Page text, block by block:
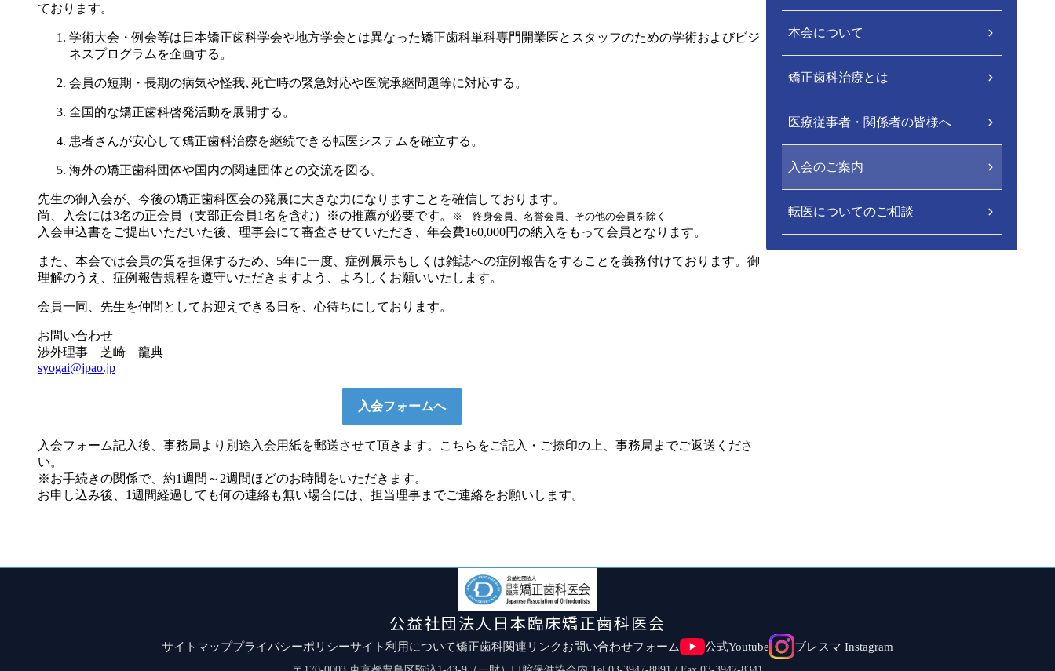
ております。
学術大会・例会等は日本矯正歯科学会や地方学会とは異なった矯正歯科単科専門開業医とスタッフのための学術およびビジ
ネスプログラムを企画する。
会員の短期・長期の病気や怪我､死亡時の緊急対応や医院承継問題等に対応する。
全国的な矯正歯科啓発活動を展開する。
患者さんが安心して矯正歯科治療を継続できる転医システムを確立する。
海外の矯正歯科団体や国内の関連団体との交流を図る。
先生の御入会が、今後の矯正歯科医会の発展に大きな力になりますことを確信しております。
尚、入会には3名の正会員（支部正会員1名を含む）※の推薦が必要です。
※ 終身会員、名誉会員、その他の会員を除く
入会申込書をご提出いただいた後、理事会にて審査させていただき、年会費160,000円の納入をもって会員となります。
また、本会では会員の質を担保するため、5年に一度、症例展示もしくは雑誌への症例報告をすることを義務付けております。御
理解のうえ、症例報告規程を遵守いただきますよう、よろしくお願いいたします。
会員一同、先生を仲間としてお迎えできる日を、心待ちにしております。
お問い合わせ
渉外理事 芝崎 龍典
syogai@jpao.jp
入会フォームへ
入会フォーム記入後、事務局より別途入会用紙を郵送させて頂きます。こちらをご記入・ご捺印の上、事務局までご返送くださ
い。
※お手続きの関係で、約1週間～2週間ほどのお時間をいただきます。
お申し込み後、1週間経過しても何の連絡も無い場合には、担当理事までご連絡をお願いします。
本会について
矯正歯科治療とは
医療従事者・関係者の皆様へ
入会のご案内
転医についてのご相談
公益社団法人日本臨床矯正歯科医会
サイトマッププライバシーポリシーサイト利用について矯正歯科関連リンクお問い合わせフォーム 公式Youtube ブレスマ Instagram